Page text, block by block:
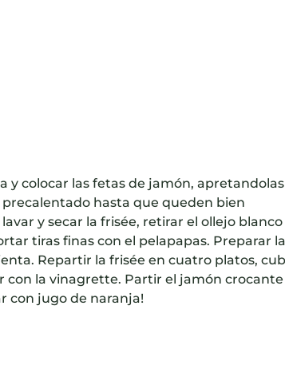
y colocar las fetas de jamón, apretandolas
precalentado hasta que queden bien
y secar la frisée, retirar el ollejo
tiras finas con el pelapapas. Preparar
Repartir la frisée en cuatro platos,
con la vinagrette. Partir el jamón crocante
con jugo de naranja!